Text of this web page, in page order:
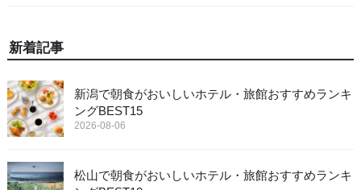
新着記事
新潟で朝食がおいしいホテル・旅館おすすめランキ
ングBEST15
2026-08-06
松山で朝食がおいしいホテル・旅館おすすめランキ